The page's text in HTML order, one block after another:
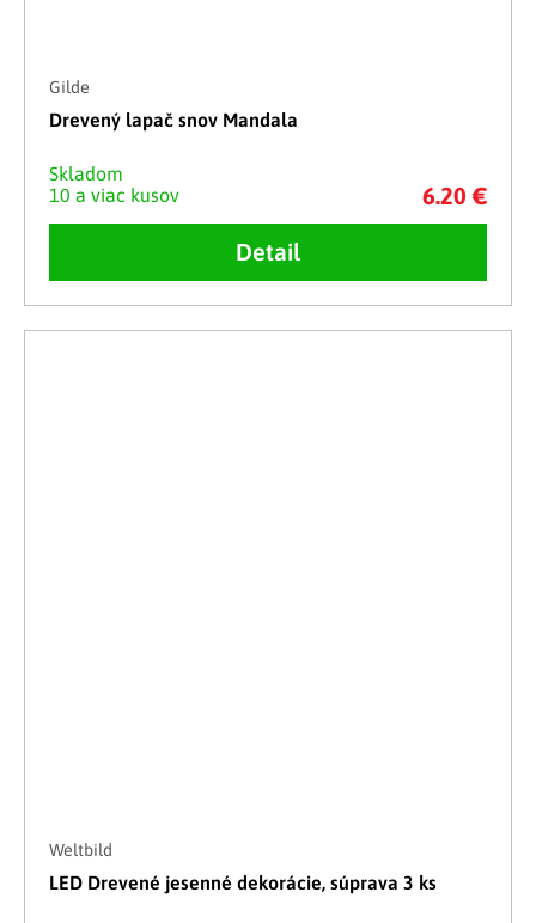
Gilde
Drevený lapač snov Mandala
Skladom
10 a viac kusov
6.20 €
Detail
Weltbild
LED Drevené jesenné dekorácie, súprava 3 ks